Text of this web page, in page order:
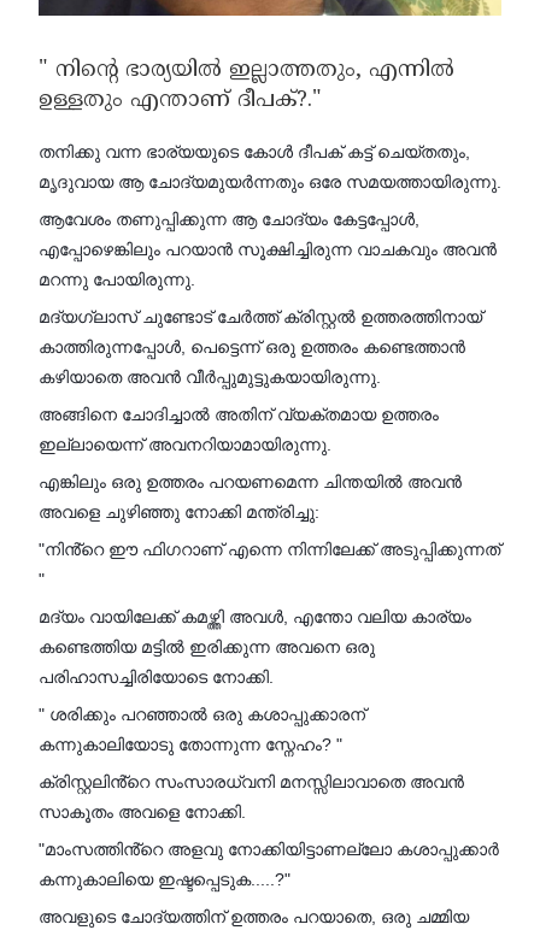
" നിൻ്റെ ഭാര്യയിൽ ഇല്ലാത്തതും, എന്നിൽ
ഉള്ളതും എന്താണ് ദീപക്?."
തനിക്കു വന്ന ഭാര്യയുടെ കോൾ ദീപക് കട്ട് ചെയ്തതും,
മൃദുവായ ആ ചോദ്യമുയർന്നതും ഒരേ സമയത്തായിരുന്നു.
ആവേശം തണുപ്പിക്കുന്ന ആ ചോദ്യം കേട്ടപ്പോൾ,
എപ്പോഴെങ്കിലും പറയാൻ സൂക്ഷിച്ചിരുന്ന വാചകവും അവൻ
മറന്നു പോയിരുന്നു.
മദ്യഗ്ലാസ് ചുണ്ടോട് ചേർത്ത് ക്രിസ്റ്റൽ ഉത്തരത്തിനായ്
കാത്തിരുന്നപ്പോൾ, പെട്ടെന്ന് ഒരു ഉത്തരം കണ്ടെത്താൻ
കഴിയാതെ അവൻ വീർപ്പുമുട്ടുകയായിരുന്നു.
അങ്ങിനെ ചോദിച്ചാൽ അതിന് വ്യക്തമായ ഉത്തരം
ഇല്ലായെന്ന് അവനറിയാമായിരുന്നു.
എങ്കിലും ഒരു ഉത്തരം പറയണമെന്ന ചിന്തയിൽ അവൻ
അവളെ ചുഴിഞ്ഞു നോക്കി മന്ത്രിച്ചു:
"നിൻ്റെ ഈ ഫിഗറാണ് എന്നെ നിന്നിലേക്ക് അടുപ്പിക്കുന്നത്
"
മദ്യം വായിലേക്ക് കമഴ്ത്തി അവൾ, എന്തോ വലിയ കാര്യം
കണ്ടെത്തിയ മട്ടിൽ ഇരിക്കുന്ന അവനെ ഒരു
പരിഹാസച്ചിരിയോടെ നോക്കി.
" ശരിക്കും പറഞ്ഞാൽ ഒരു കശാപ്പുക്കാരന്
കന്നുകാലിയോടു തോന്നുന്ന സ്നേഹം? "
ക്രിസ്റ്റലിൻ്റെ സംസാരധ്വനി മനസ്സിലാവാതെ അവൻ
സാകൂതം അവളെ നോക്കി.
"മാംസത്തിൻ്റെ അളവു നോക്കിയിട്ടാണല്ലോ കശാപ്പുക്കാർ
കന്നുകാലിയെ ഇഷ്ടപ്പെടുക.....?"
അവളുടെ ചോദ്യത്തിന് ഉത്തരം പറയാതെ, ഒരു ചമ്മിയ